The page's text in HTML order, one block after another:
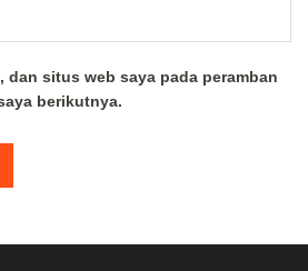
dan situs web saya pada peramban
berikutnya.